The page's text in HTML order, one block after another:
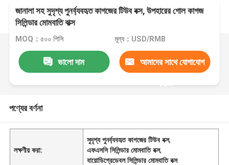
জানালা সহ সুদৃশ্য পুনর্ব্যবহৃত কাগজের টিউব বক্স, উপহারের গোল কাগজ
সিলিন্ডার মোমবাতি বাক্স
MOQ：৫০০ পিসি মূল্য：USD/RMB
ভালো দাম আমাদের সাথে যোগাযোগ
করুন
পণ্যের বর্ণনা
লক্ষণীয় করা:
সুদৃশ্য পুনর্ব্যবহৃত কাগজের টিউব বক্স,
এফএসসি সিলিন্ডার মোমবাতি বক্স,
বায়োডিগ্রেডেবল সিলিন্ডার মোমবাতি বক্স